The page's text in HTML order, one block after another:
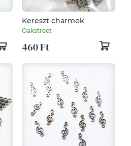
Kereszt charmok
Oakstreet
460 Ft